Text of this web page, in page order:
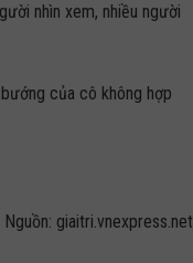
nhìn xem, nhiều người
của cô không hợp
Nguồn: giaitri.vnexpress.net